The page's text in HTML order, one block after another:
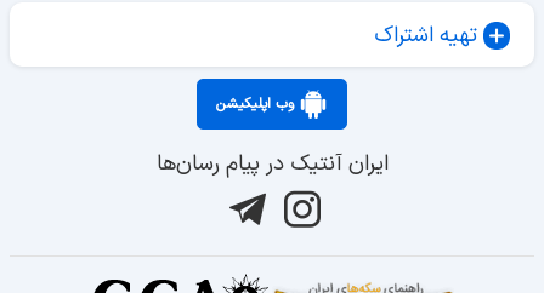
تهیه اشتراک
وب اپلیکیشن
ایران آنتیک در پیام رسان‌ها